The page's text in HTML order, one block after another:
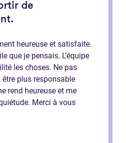
de
heureuse et satisfaite.
que je pensais. L’équipe
les choses. Ne pas
être plus responsable
rend heureuse et me
Merci à vous